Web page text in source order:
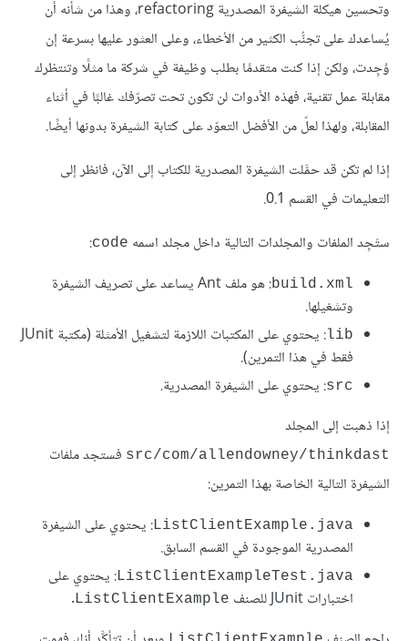
وتحسين هيكلة الشيفرة المصدرية refactoring، وهذا من شأنه أن
يُساعدك على تجنُّب الكثير من الأخطاء، وعلى العثور عليها بسرعة إن
وُجِدت، ولكن إذا كنت متقدمًا بطلب وظيفة في شركة ما مثلًا وتنتظرك
مقابلة عمل تقنية، فهذه الأدوات لن تكون تحت تصرّفك غالبًا في أثناء
المقابلة، ولهذا لعلّ من الأفضل التعوّد على كتابة الشيفرة بدونها أيضًا.
إذا لم تكن قد حمَّلت الشيفرة المصدرية للكتاب إلى الآن، فانظر إلى
التعليمات في القسم 0.1.
ستَجِد الملفات والمجلدات التالية داخل مجلد اسمه code
:
build.xml
: هو ملف Ant يساعد على تصريف الشيفرة
وتشغيلها.
lib
: يحتوي على المكتبات اللازمة لتشغيل الأمثلة (مكتبة JUnit
فقط في هذا التمرين).
src: يحتوي على الشيفرة المصدرية.
إذا ذهبت إلى المجلد
src/com/allendowney/thinkdast فستجد ملفات
الشيفرة التالية الخاصة بهذا التمرين:
ListClientExample.java: يحتوي على الشيفرة
المصدرية الموجودة في القسم السابق.
ListClientExampleTest.java: يحتوي على
اختبارات JUnit للصنف
ListClientExample
.